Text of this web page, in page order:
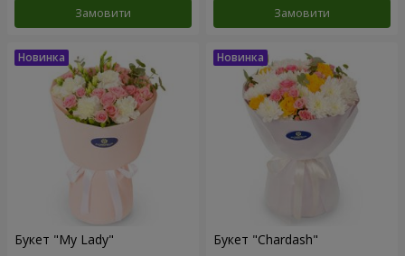
Замовити Замовити
Букет "My Lady" Букет "Chardash"